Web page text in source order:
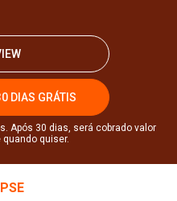
DIAS GRÁTIS
Após 30 dias, será cobrado valor
quiser.